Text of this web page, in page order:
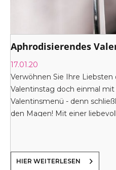
Aphrodisierendes
17.01.20
Verwöhnen Sie Ihre
Valentinstag doch einmal
Valentinsmenü - denn
den Magen! Mit einer
HIER WEITERLESEN